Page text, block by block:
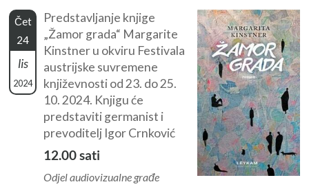
Čet
24
lis
2024
Predstavljanje knjige
„Žamor grada“ Margarite
Kinstner u okviru Festivala
austrijske suvremene
književnosti od 23. do 25.
10. 2024. Knjigu će
predstaviti germanist i
prevoditelj Igor Crnković
12.00 sati
Odjel audiovizualne građe